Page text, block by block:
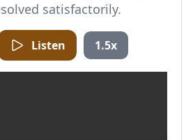
satisfactorily.
Listen 1.5x